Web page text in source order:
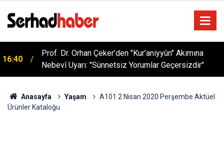
05:57
Sağlıklı Beslenmede Yeni Trend: Düşük Kalorili
Multi-Fiber İçecek Tozu
Anasayfa Yaşam
A101 2 Nisan 2020 Perşembe Aktüel
Ürünler Kataloğu